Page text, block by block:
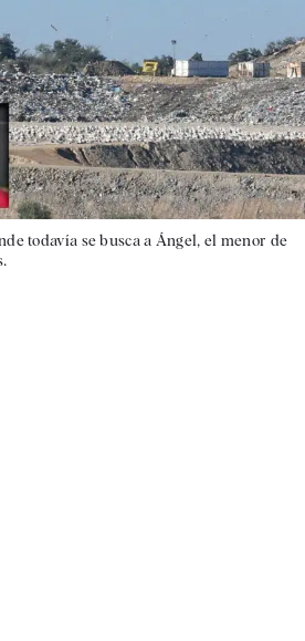
todavía se busca a Ángel, el menor de